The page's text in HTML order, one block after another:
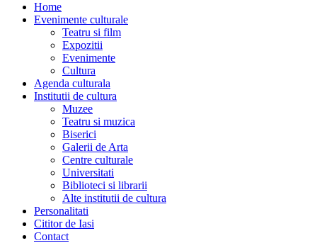
Home
Evenimente culturale
Teatru si film
Expozitii
Evenimente
Cultura
Agenda culturala
Institutii de cultura
Muzee
Teatru si muzica
Biserici
Galerii de Arta
Centre culturale
Universitati
Biblioteci si librarii
Alte institutii de cultura
Personalitati
Cititor de Iasi
Contact